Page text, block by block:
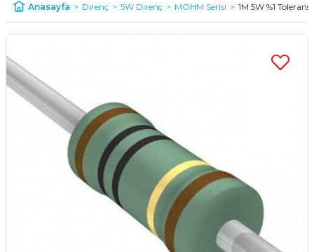
Anasayfa Direnç 5W Direnç MOHM Serisi 1M 5W %1